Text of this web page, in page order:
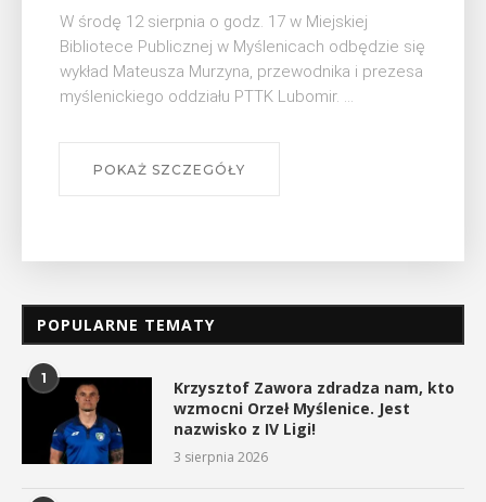
W środę 12 sierpnia o godz. 17 w Miejskiej
Bibliotece Publicznej w Myślenicach odbędzie się
wykład Mateusza Murzyna, przewodnika i prezesa
myślenickiego oddziału PTTK Lubomir. ...
POKAŻ SZCZEGÓŁY
POPULARNE TEMATY
1
Krzysztof Zawora zdradza nam, kto
wzmocni Orzeł Myślenice. Jest
nazwisko z IV Ligi!
3 sierpnia 2026